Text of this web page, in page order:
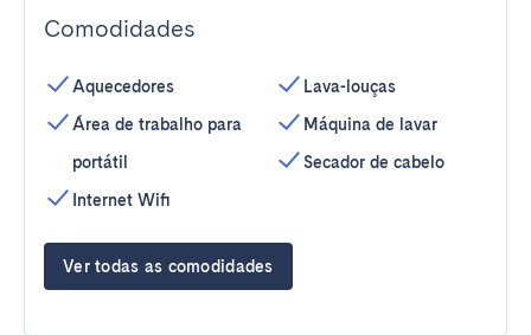
Comodidades
Aquecedores
Área de trabalho para
portátil
Internet Wifi
Lava-louças
Máquina de lavar
Secador de cabelo
Ver todas as comodidades